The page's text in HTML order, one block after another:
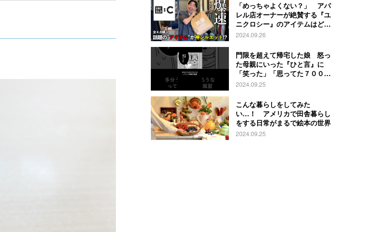
「めっちゃよくない？」 アパ
レル店オーナーが絶賛する『ユ
ニクロシー』のアイテムはど
れ？
2024.09.26
門限を超えて帰宅した娘 怒っ
た母親にいった『ひと言』に
「笑った」「思ってた７００倍
特殊」
2024.09.25
こんな暮らしをしてみた
い…！ アメリカで田舎暮らし
をする日常がまるで絵本の世界
2024.09.25